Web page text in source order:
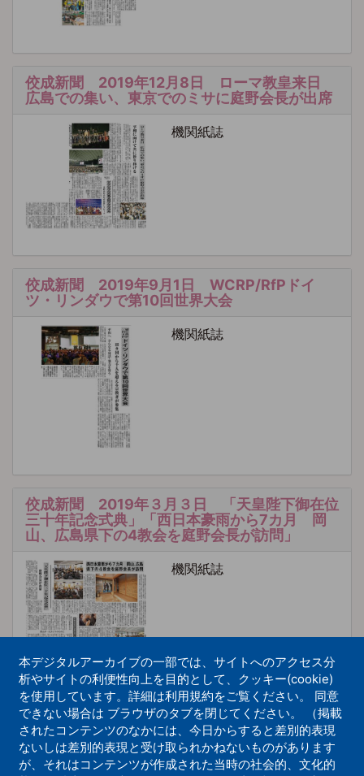
佼成新聞 2019年12月8日 ローマ教皇来日
広島での集い、東京でのミサに庭野会長が出席
機関紙誌
佼成新聞 2019年9月1日 WCRP/RfPドイ
ツ・リンダウで第10回世界大会
機関紙誌
佼成新聞 2019年３月３日 「天皇陛下御在位
三十年記念式典」「西日本豪雨から7カ月 岡
山、広島県下の4教会を庭野会長が訪問」
機関紙誌
佼成新聞 2019年３月３日 「天皇陛下御在位
三十年記念式典」「西日本豪雨から7カ月 岡
山、広島県下の4教会を庭野会長が訪問」
本デジタルアーカイブの一部では、サイトへのアクセス分
析やサイトの利便性向上を目的として、クッキー(cookie)
を使用しています。詳細は利用規約をご覧ください。 同意
できない場合は ブラウザのタブを閉じてください。 （掲載
されたコンテンツのなかには、今日からすると差別的表現
ないしは差別的表現と受け取られかねないものがあります
が、それはコンテンツが作成された当時の社会的、文化的